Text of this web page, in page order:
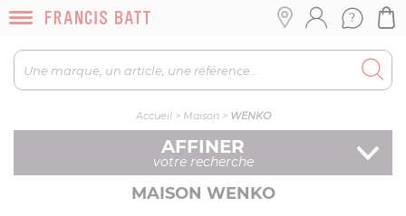
Accueil> Maison> WENKO
AFFINER
votre recherche
MAISON WENKO